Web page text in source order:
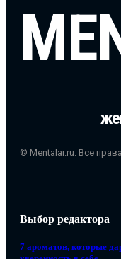
© Mentalar.ru. Все
Выбор редактора
7 ароматов, которые